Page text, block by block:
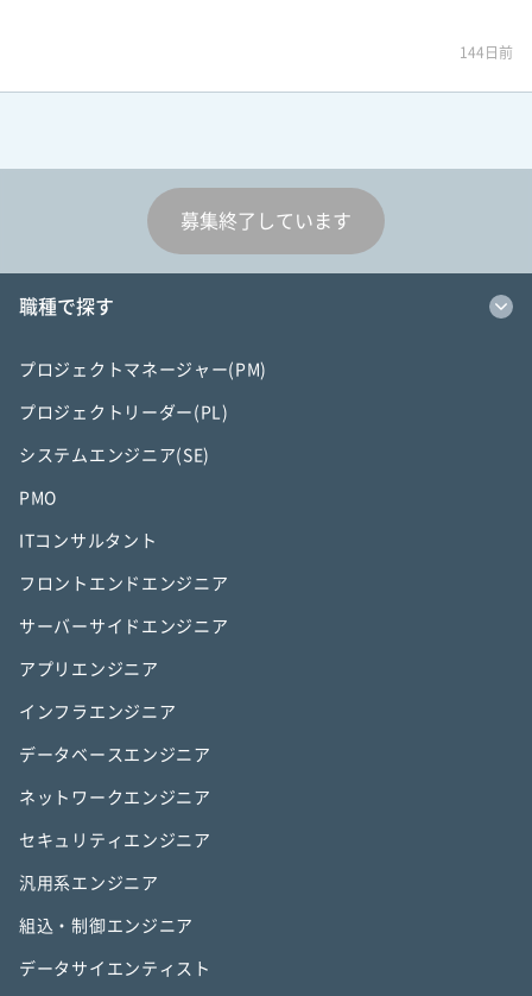
144日前
募集終了しています
職種で探す
プロジェクトマネージャー(PM)
プロジェクトリーダー(PL)
システムエンジニア(SE)
PMO
ITコンサルタント
フロントエンドエンジニア
サーバーサイドエンジニア
アプリエンジニア
インフラエンジニア
データベースエンジニア
ネットワークエンジニア
セキュリティエンジニア
汎用系エンジニア
組込・制御エンジニア
データサイエンティスト